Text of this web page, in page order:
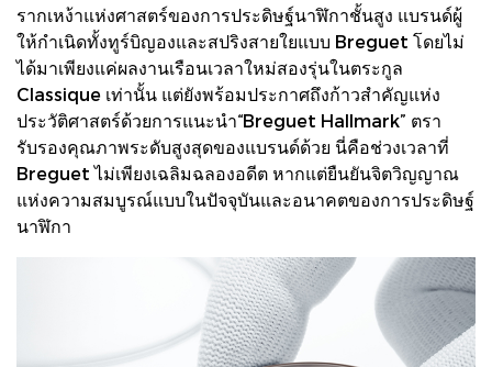
รากเหง้าแห่งศาสตร์ของการประดิษฐ์นาฬิกาชั้นสูง แบรนด์ผู้
ให้กำเนิดทั้งทูร์บิญองและสปริงสายใยแบบ Breguet โดยไม่
ได้มาเพียงแค่ผลงานเรือนเวลาใหม่สองรุ่นในตระกูล
Classique เท่านั้น แต่ยังพร้อมประกาศถึงก้าวสำคัญแห่ง
ประวัติศาสตร์ด้วยการแนะนำ“Breguet Hallmark” ตรา
รับรองคุณภาพระดับสูงสุดของแบรนด์ด้วย นี่คือช่วงเวลาที่
Breguet ไม่เพียงเฉลิมฉลองอดีต หากแต่ยืนยันจิตวิญญาณ
แห่งความสมบูรณ์แบบในปัจจุบันและอนาคตของการประดิษฐ์
นาฬิกา